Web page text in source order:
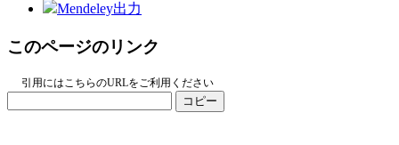
Mendeley出力
このページのリンク
引用にはこちらのURLをご利用ください
コピー